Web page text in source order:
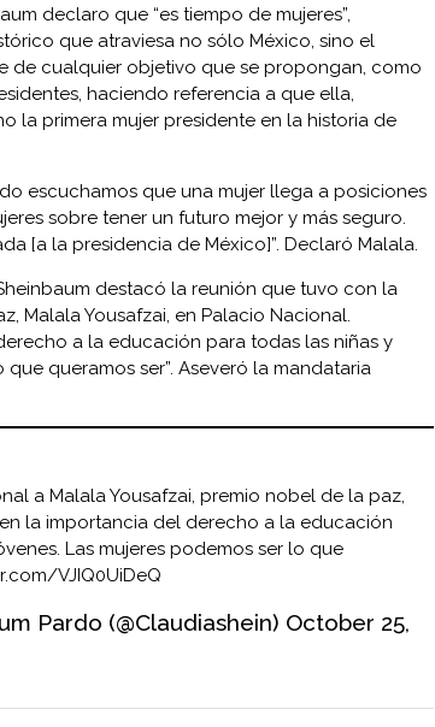
declaro que “es tiempo de mujeres”,
que atraviesa no sólo México, sino el
de cualquier objetivo que se propongan, como
haciendo referencia a que ella,
la primera mujer presidente en la historia de
escuchamos que una mujer llega a posiciones
sobre tener un futuro mejor y más seguro.
[a la presidencia de México]”. Declaró Malala.
destacó la reunión que tuvo con la
Malala Yousafzai, en Palacio Nacional.
a la educación para todas las niñas y
queramos ser”. Aseveró la mandataria
a Malala Yousafzai, premio nobel de la paz,
la importancia del derecho a la educación
Las mujeres podemos ser lo que
VJIQ0UiDeQ
Pardo (@Claudiashein) October 25,